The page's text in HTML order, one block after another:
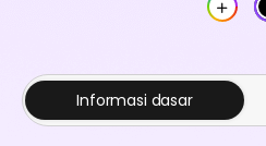
Informasi dasar